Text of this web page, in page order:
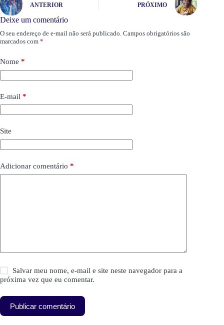
ANTERIOR PRÓXIMO
Deixe um comentário
O seu endereço de e-mail não será publicado. Campos obrigatórios são
marcados com *
Nome *
E-mail *
Site
Adicionar comentário *
Salvar meu nome, e-mail e site neste navegador para a
próxima vez que eu comentar.
Publicar comentário